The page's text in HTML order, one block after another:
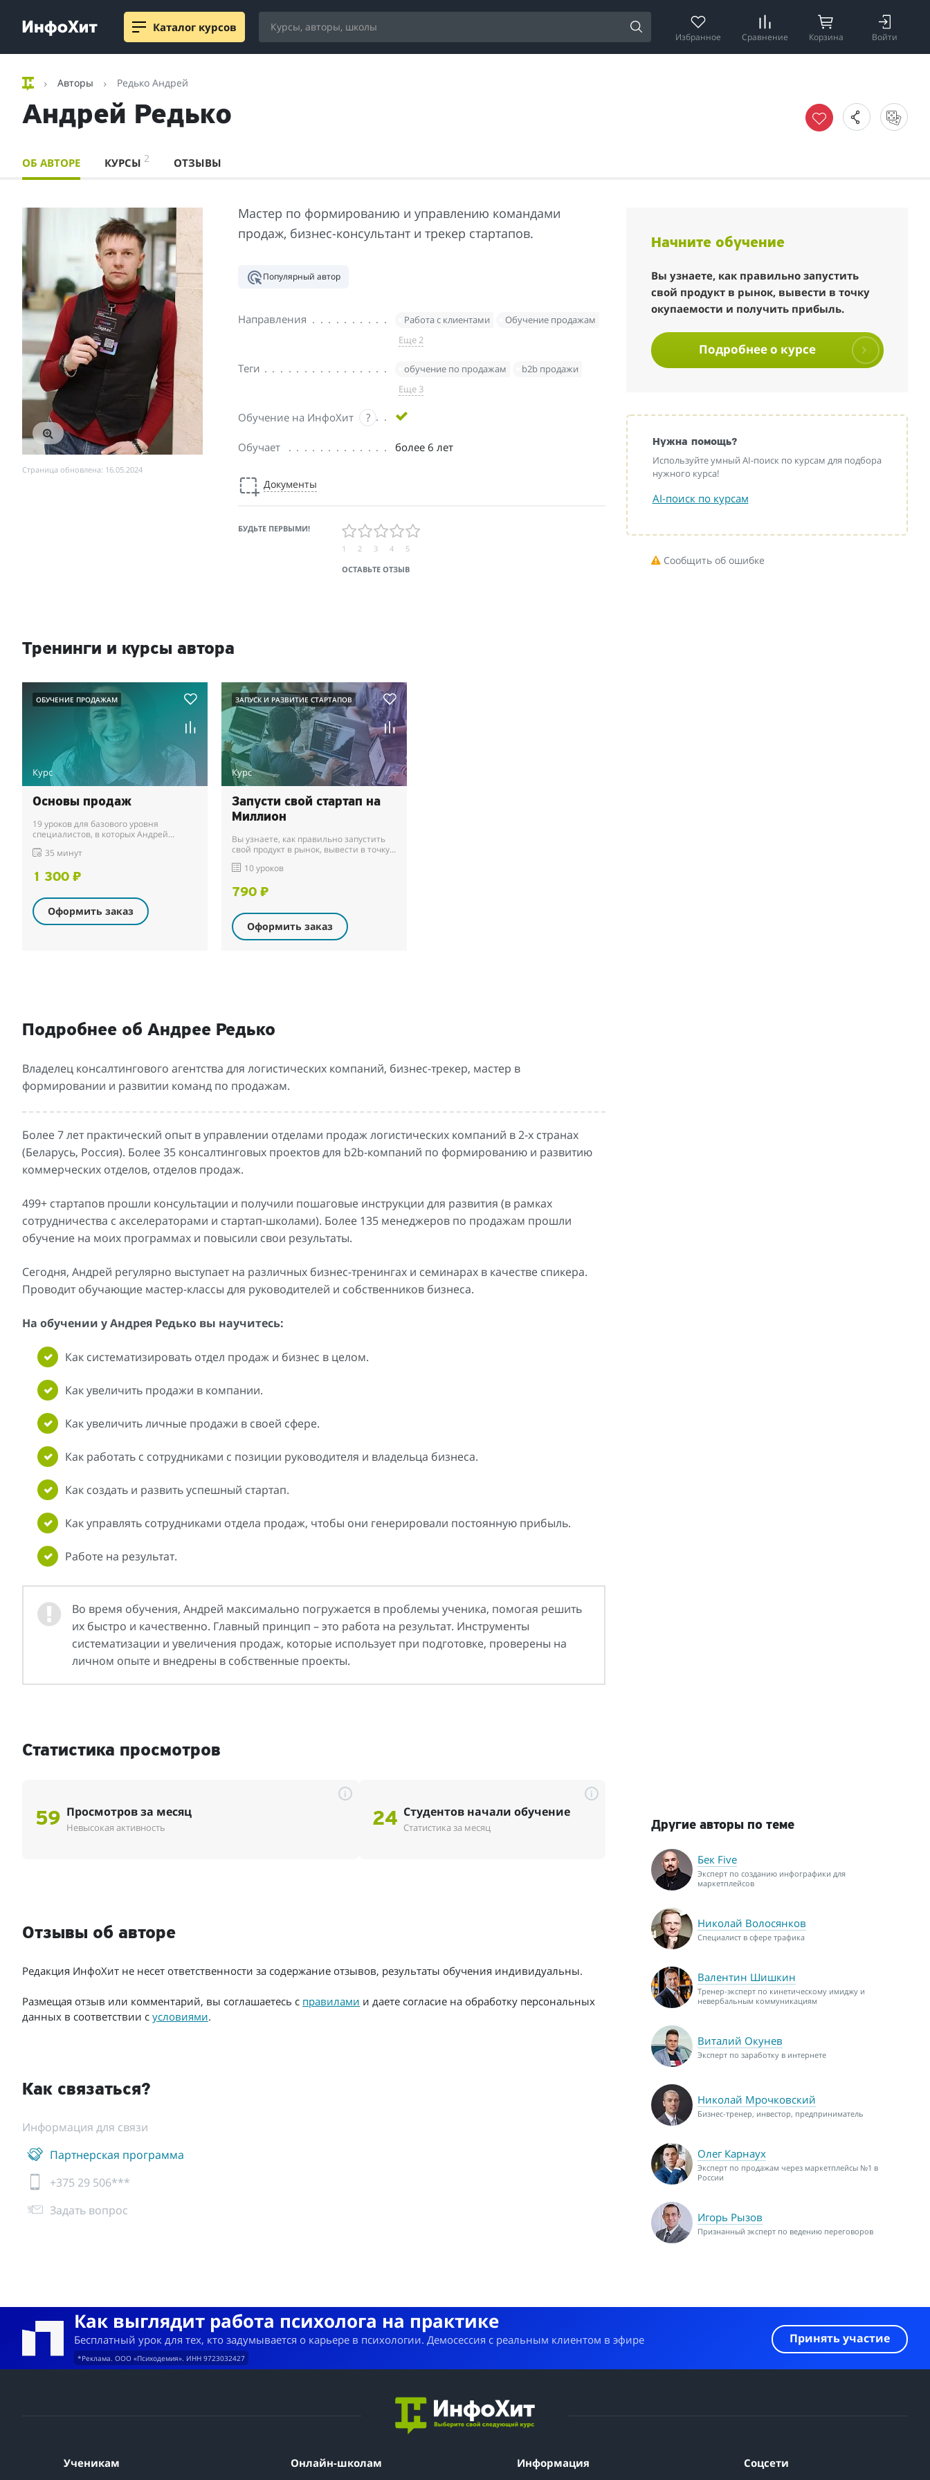
Каталог курсов
Избранное Сравнение Корзина Войти
Авторы Редько Андрей
Андрей Редько
ОБ АВТОРЕ КУРСЫ2 ОТЗЫВЫ
Страница обновлена: 16.05.2024
Мастер по формированию и управлению командами
продаж, бизнес-консультант и трекер стартапов.
Популярный автор
Направления Работа с клиентами Обучение продажам
Еще 2
Теги обучение по продажам b2b продажи
Еще 3
Обучение на ИнфоХит ?
Обучает более 6 лет
Документы
БУДЬТЕ ПЕРВЫМИ!
ОСТАВЬТЕ ОТЗЫВ
1 2 3 4 5
Тренинги и курсы автора
ОБУЧЕНИЕ ПРОДАЖАМ
Курс
Основы продаж
19 уроков для базового уровня
специалистов, в которых Андрей
новичок.
35 минут
1 300 ₽
Оформить заказ
ЗАПУСК И РАЗВИТИЕ СТАРТАПОВ
Курс
Запусти свой стартап на
Миллион
Вы узнаете, как правильно запустить
свой продукт в рынок, вывести в точку
10 уроков
790 ₽
Оформить заказ
Подробнее об Андрее Редько
Владелец консалтингового агентства для логистических компаний, бизнес-трекер, мастер в
формировании и развитии команд по продажам.
Более 7 лет практический опыт в управлении отделами продаж логистических компаний в 2-х странах
(Беларусь, Россия). Более 35 консалтинговых проектов для b2b-компаний по формированию и развитию
коммерческих отделов, отделов продаж.
499+ стартапов прошли консультации и получили пошаговые инструкции для развития (в рамках
сотрудничества с акселераторами и стартап-школами). Более 135 менеджеров по продажам прошли
обучение на моих программах и повысили свои результаты.
Сегодня, Андрей регулярно выступает на различных бизнес-тренингах и семинарах в качестве спикера.
Проводит обучающие мастер-классы для руководителей и собственников бизнеса.
На обучении у Андрея Редько вы научитесь:
Как систематизировать отдел продаж и бизнес в целом.
Как увеличить продажи в компании.
Как увеличить личные продажи в своей сфере.
Как работать с сотрудниками с позиции руководителя и владельца бизнеса.
Как создать и развить успешный стартап.
Как управлять сотрудниками отдела продаж, чтобы они генерировали постоянную прибыль.
Работе на результат.
Во время обучения, Андрей максимально погружается в проблемы ученика, помогая решить
их быстро и качественно. Главный принцип – это работа на результат. Инструменты
систематизации и увеличения продаж, которые использует при подготовке, проверены на
личном опыте и внедрены в собственные проекты.
Статистика просмотров
59 Просмотров за месяц
Невысокая активность
i
24 Студентов начали обучение
Статистика за месяц
i
Отзывы об авторе
Редакция ИнфоХит не несет ответственности за содержание отзывов, результаты обучения индивидуальны.
Размещая отзыв или комментарий, вы соглашаетесь с правилами и даете согласие на обработку персональных
данных в соответствии с условиями.
Как связаться?
Информация для связи
Партнерская программа
+375 29 506***
Задать вопрос
Начните обучение
Вы узнаете, как правильно запустить
свой продукт в рынок, вывести в точку
окупаемости и получить прибыль.
Подробнее о курсе
Нужна помощь?
Используйте умный AI-поиск по курсам для подбора
нужного курса!
AI-поиск по курсам
Сообщить об ошибке
Другие авторы по теме
Бек Five
Эксперт по созданию инфографики для
маркетплейсов
Николай Волосянков
Специалист в сфере трафика
Валентин Шишкин
Тренер-эксперт по кинетическому имиджу и
невербальным коммуникациям
Виталий Окунев
Эксперт по заработку в интернете
Николай Мрочковский
Бизнес-тренер, инвестор, предприниматель
Олег Карнаух
Эксперт по продажам через маркетплейсы №1 в
России
Игорь Рызов
Признанный эксперт по ведению переговоров
Как выглядит работа психолога на практике
Бесплатный урок для тех, кто задумывается о карьере в психологии. Демосессия с реальным клиентом в эфире
*Реклама. ООО «Психодемия». ИНН 9723032427
Принять участие
Ученикам Онлайн-школам Информация Соцсети